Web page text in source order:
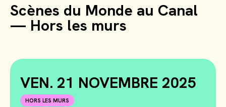
Scènes du Monde au Canal
— Hors les murs
VEN. 21 NOVEMBRE 2025
HORS LES MURS